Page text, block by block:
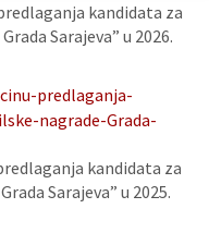
kandidata za
Sarajeva” u 2026.
predlaganja-
nagrade-Grada-
kandidata za
Sarajeva” u 2025.